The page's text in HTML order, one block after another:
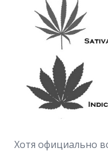
Хотя официально